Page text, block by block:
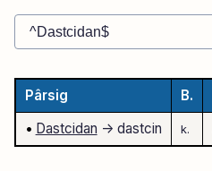
Pârsig B.
• Dastcidan -> dastcin k.